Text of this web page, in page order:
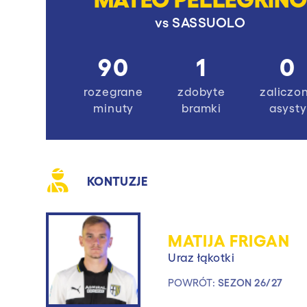
vs SASSUOLO
90
rozegrane
minuty
1
zdobyte
bramki
0
asysty
KONTUZJE
MATIJA FRIGAN
Uraz łąkotki
POWRÓT: SEZON 26/27